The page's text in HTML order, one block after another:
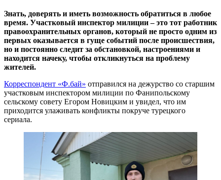
Знать, доверять и иметь возможность обратиться в любое
время. Участковый инспектор милиции – это тот работник
правоохранительных органов, который не просто одним из
первых оказывается в гуще событий после происшествия,
но и постоянно следит за обстановкой, настроениями и
находится начеку, чтобы откликнуться на проблему
жителей.
Корреспондент «Ф.бай» отправился на дежурство со старшим
участковым инспектором милиции по Фанипольскому
сельскому совету Егором Новицким и увидел, что им
приходится улаживать конфликты покруче турецкого
сериала.